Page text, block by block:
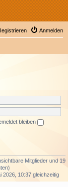
Anmelden
bleiben
Mitglieder und 19
2026, 10:37 gleichzeitig